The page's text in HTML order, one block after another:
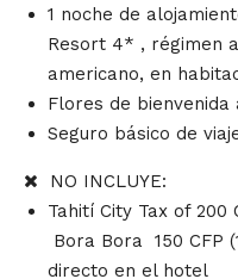
1 noche de
Resort 4* , régimen
americano, en
Flores de
Seguro básico de
NO INCLUYE:
Tahití City Tax of 200
Bora Bora 150 CFP
directo en el hotel